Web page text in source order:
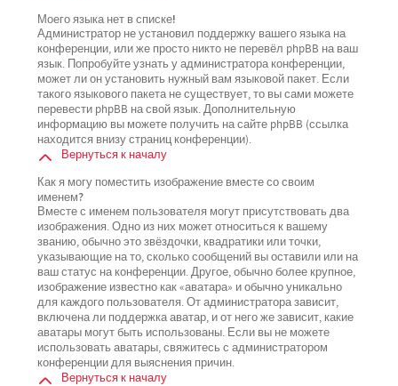
Моего языка нет в списке!
Администратор не установил поддержку вашего языка на
конференции, или же просто никто не перевёл phpBB на ваш
язык. Попробуйте узнать у администратора конференции,
может ли он установить нужный вам языковой пакет. Если
такого языкового пакета не существует, то вы сами можете
перевести phpBB на свой язык. Дополнительную
информацию вы можете получить на сайте phpBB (ссылка
находится внизу страниц конференции).
Вернуться к началу
Как я могу поместить изображение вместе со своим
именем?
Вместе с именем пользователя могут присутствовать два
изображения. Одно из них может относиться к вашему
званию, обычно это звёздочки, квадратики или точки,
указывающие на то, сколько сообщений вы оставили или на
ваш статус на конференции. Другое, обычно более крупное,
изображение известно как «аватара» и обычно уникально
для каждого пользователя. От администратора зависит,
включена ли поддержка аватар, и от него же зависит, какие
аватары могут быть использованы. Если вы не можете
использовать аватары, свяжитесь с администратором
конференции для выяснения причин.
Вернуться к началу